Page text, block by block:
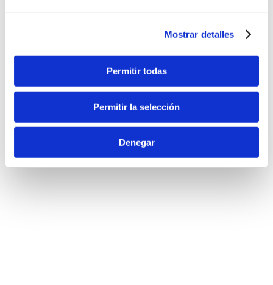
Mostrar detalles
Permitir todas
Permitir la selección
Denegar